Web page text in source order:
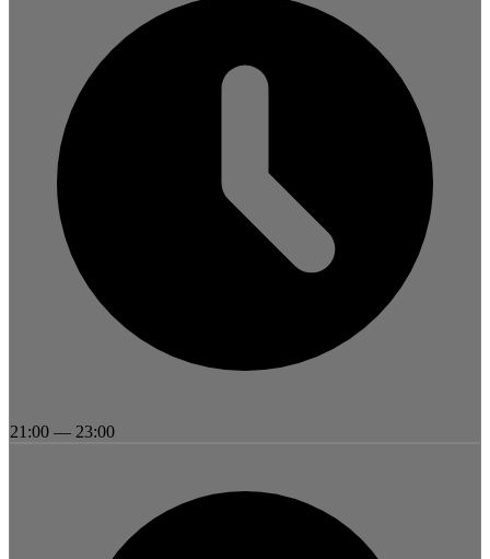
21:00 — 23:00